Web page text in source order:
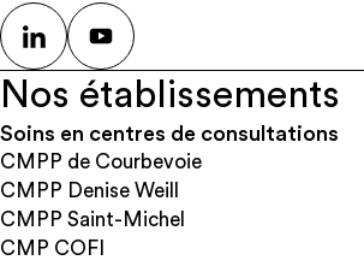
Nos établissements
Soins en centres de consultations
CMPP de Courbevoie
CMPP Denise Weill
CMPP Saint-Michel
CMP COFI